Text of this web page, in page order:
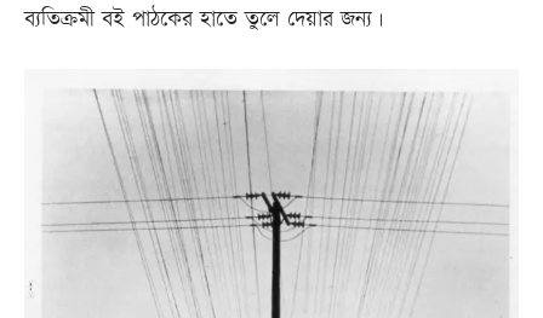
ব্যতিক্রমী বই পাঠকের হাতে তুলে দেয়ার জন্য।